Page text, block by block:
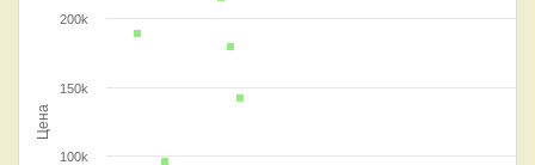
Цена
100k
150k
200k